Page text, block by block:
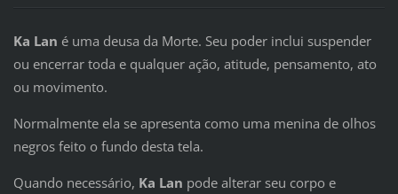
Ka Lan é uma deusa da Morte. Seu poder inclui suspender
ou encerrar toda e qualquer ação, atitude, pensamento, ato
ou movimento.
Normalmente ela se apresenta como uma menina de olhos
negros feito o fundo desta tela.
Quando necessário, Ka Lan pode alterar seu corpo e